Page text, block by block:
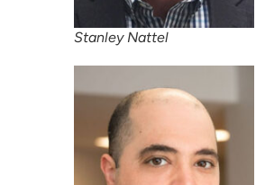
Stanley Nattel